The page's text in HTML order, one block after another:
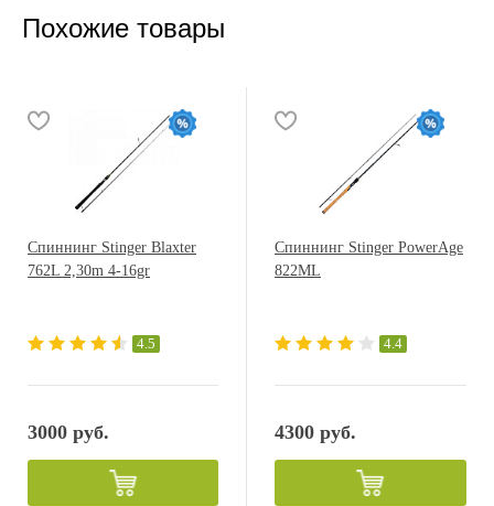
Похожие товары
Спиннинг Stinger Blaxter
762L 2,30m 4-16gr
4.5
3000 руб.
Спиннинг Stinger PowerAge
822ML
4.4
4300 руб.